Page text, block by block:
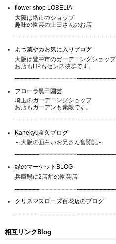
flower shop LOBELIA
大阪は堺市のショップ
趣味の園芸の上田さんのお店
よつ葉やのお気に入りブログ
大阪は豊中市のガーデニングショップ
お店もHPもセンス抜群です。
フローラ黒田園芸
埼玉のガーデニングショップ
お店もガーデンも素敵です。
Kanekyu金久ブログ
～大阪の面白いお兄さん奮闘記～
緑のマーケットBLOG
兵庫県に2店舗の園芸店
クリスマスローズ百花店のブログ
相互リンクBlog